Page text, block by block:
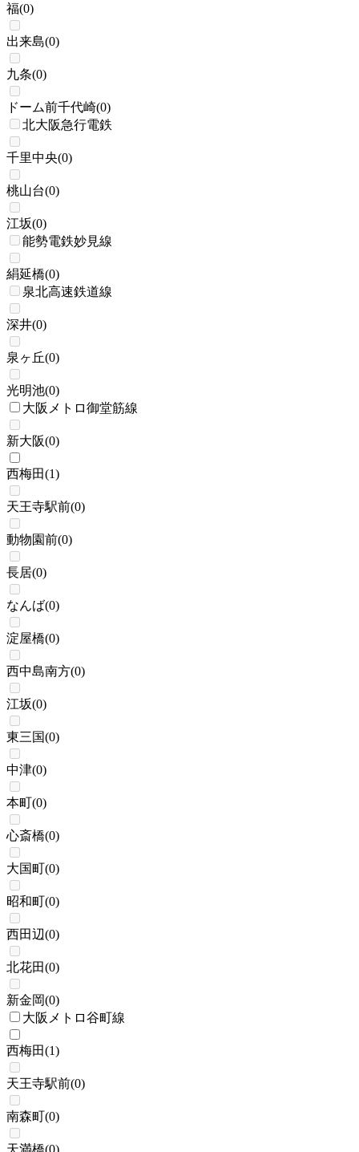
福(0)
出来島(0)
九条(0)
ドーム前千代崎(0)
北大阪急行電鉄
千里中央(0)
桃山台(0)
江坂(0)
能勢電鉄妙見線
絹延橋(0)
泉北高速鉄道線
深井(0)
泉ヶ丘(0)
光明池(0)
大阪メトロ御堂筋線
新大阪(0)
西梅田(1)
天王寺駅前(0)
動物園前(0)
長居(0)
なんば(0)
淀屋橋(0)
西中島南方(0)
江坂(0)
東三国(0)
中津(0)
本町(0)
心斎橋(0)
大国町(0)
昭和町(0)
西田辺(0)
北花田(0)
新金岡(0)
大阪メトロ谷町線
西梅田(1)
天王寺駅前(0)
南森町(0)